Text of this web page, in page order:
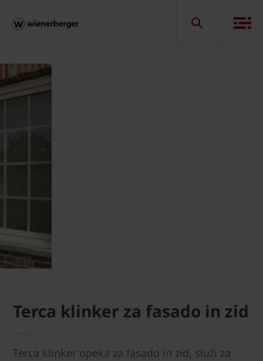
Terca klinker za fasado in zid
Terca klinker opeka za fasado in zid, služi za